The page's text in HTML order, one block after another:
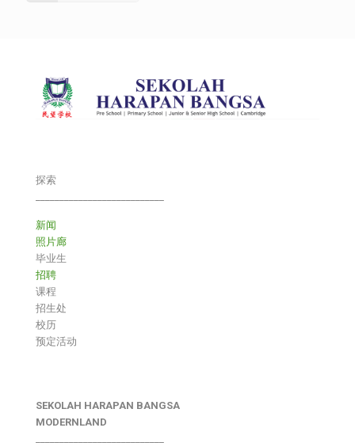
探索
新闻
照片廊
毕业生
招聘
课程
招生处
校历
预定活动
SEKOLAH HARAPAN BANGSA
MODERNLAND